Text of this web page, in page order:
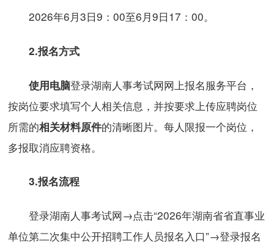
2026年6月3日9：00至6月9日17：00。
2.报名方式
使用电脑登录湖南人事考试网网上报名服务平台，
按岗位要求填写个人相关信息，并按要求上传应聘岗位
所需的相关材料原件的清晰图片。每人限报一个岗位，
多报取消应聘资格。
3.报名流程
登录湖南人事考试网→点击“2026年湖南省省直事业
单位第二次集中公开招聘工作人员报名入口”→登录报名